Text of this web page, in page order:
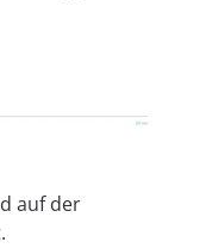
auf der